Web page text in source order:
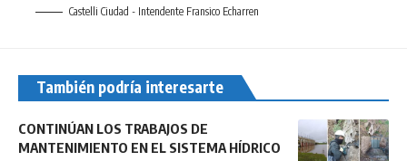
Castelli Ciudad - Intendente Fransico Echarren
También podría interesarte
CONTINÚAN LOS TRABAJOS DE
MANTENIMIENTO EN EL SISTEMA HÍDRICO